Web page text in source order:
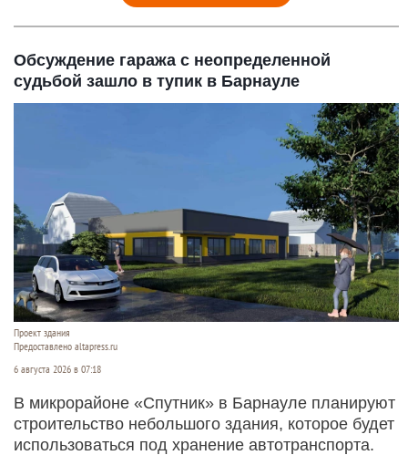
Обсуждение гаража с неопределенной
судьбой зашло в тупик в Барнауле
Проект здания
Предоставлено altapress.ru
6 августа 2026 в 07:18
В микрорайоне «Спутник» в Барнауле планируют
строительство небольшого здания, которое будет
использоваться под хранение автотранспорта.